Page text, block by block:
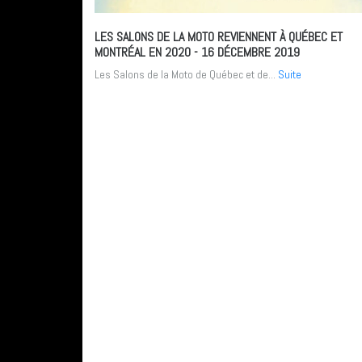
LES SALONS DE LA MOTO REVIENNENT À QUÉBEC ET
MONTRÉAL EN 2020- 16 DÉCEMBRE 2019
Les Salons de la Moto de Québec et de... Suite